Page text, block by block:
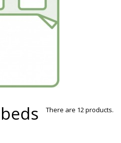
There are 12 products.